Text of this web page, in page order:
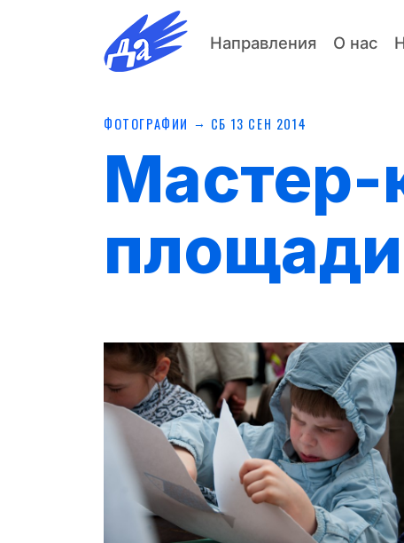
Направления О нас
ФОТОГРАФИИ → СБ 13 СЕН 2014
Мастер-
площади